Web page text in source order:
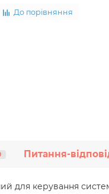
До порівняння
Питання-
для керування